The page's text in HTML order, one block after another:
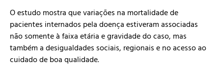
O estudo mostra que variações na mortalidade de
pacientes internados pela doença estiveram associadas
não somente à faixa etária e gravidade do caso, mas
também a desigualdades sociais, regionais e no acesso ao
cuidado de boa qualidade.